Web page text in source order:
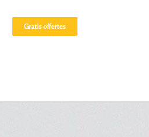
Gratis offertes